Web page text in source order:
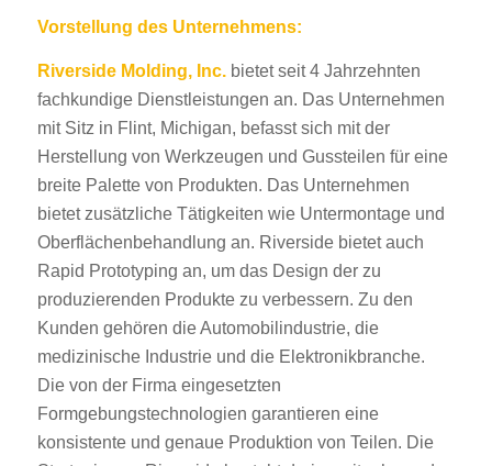
Vorstellung des Unternehmens:
Riverside Molding, Inc.bietet seit 4 Jahrzehnten
fachkundige Dienstleistungen an. Das Unternehmen
mit Sitz in Flint, Michigan, befasst sich mit der
Herstellung von Werkzeugen und Gussteilen für eine
breite Palette von Produkten. Das Unternehmen
bietet zusätzliche Tätigkeiten wie Untermontage und
Oberflächenbehandlung an. Riverside bietet auch
Rapid Prototyping an, um das Design der zu
produzierenden Produkte zu verbessern. Zu den
Kunden gehören die Automobilindustrie, die
medizinische Industrie und die Elektronikbranche.
Die von der Firma eingesetzten
Formgebungstechnologien garantieren eine
konsistente und genaue Produktion von Teilen. Die